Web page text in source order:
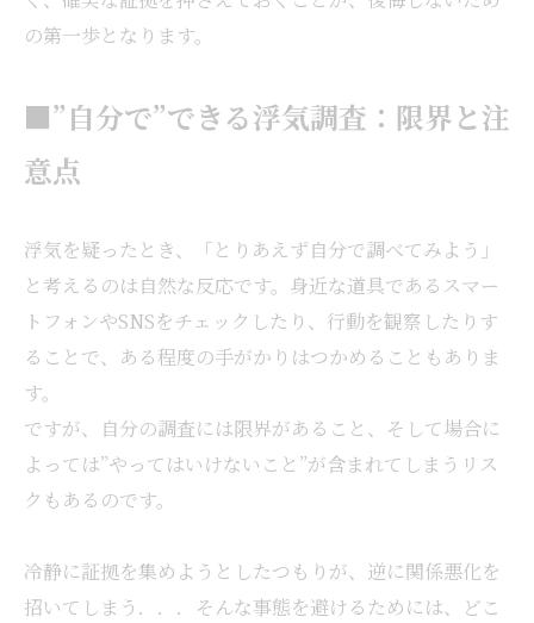
の第一歩となります。
■”自分で”できる浮気調査：限界と注
意点
浮気を疑ったとき、「とりあえず自分で調べてみよう」
と考えるのは自然な反応です。身近な道具であるスマー
トフォンやSNSをチェックしたり、行動を観察したりす
ることで、ある程度の手がかりはつかめることもありま
す。
ですが、自分の調査には限界があること、そして場合に
よっては”やってはいけないこと”が含まれてしまうリス
クもあるのです。
冷静に証拠を集めようとしたつもりが、逆に関係悪化を
招いてしまう．．．そんな事態を避けるためには、どこ